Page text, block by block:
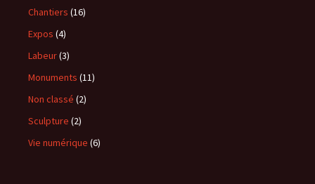
Chantiers (16)
Expos (4)
Labeur(3)
Monuments (11)
Non classé (2)
Sculpture (2)
Vie numérique (6)